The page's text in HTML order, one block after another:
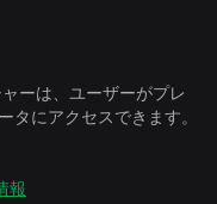
ーは、ユーザーがプレ
タにアクセスできます。
報